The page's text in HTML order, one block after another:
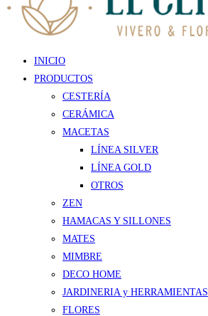
INICIO
PRODUCTOS
CESTERÍA
CERÁMICA
MACETAS
LÍNEA SILVER
LÍNEA GOLD
OTROS
ZEN
HAMACAS Y SILLONES
MATES
MIMBRE
DECO HOME
JARDINERIA y HERRAMIENTAS
FLORES